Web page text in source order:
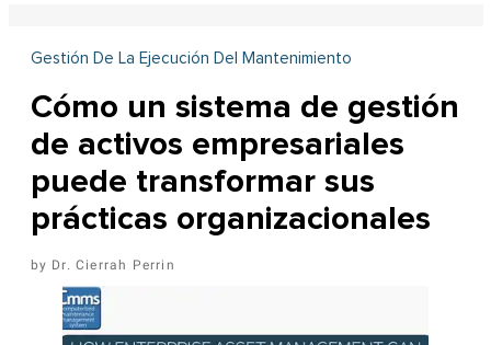
Gestión De La Ejecución Del Mantenimiento
Cómo un sistema de gestión
de activos empresariales
puede transformar sus
prácticas organizacionales
Dr. Cierrah Perrin